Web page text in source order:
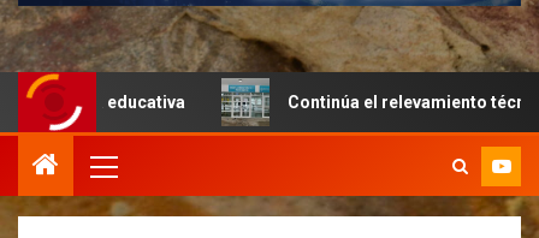
educativa Continúa el relevamiento técnico en